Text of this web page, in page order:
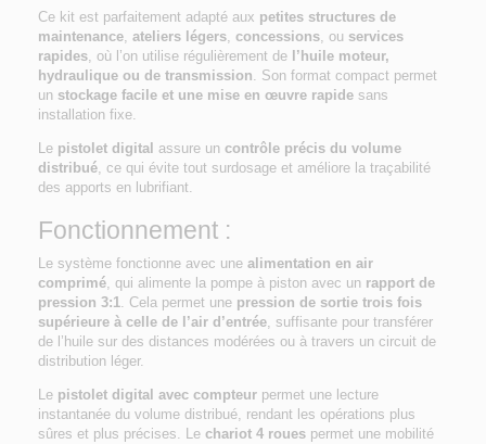
Ce kit est parfaitement adapté aux petites structures de
maintenance, ateliers légers, concessions, ou services
rapides, où l’on utilise régulièrement de l’huile moteur,
hydraulique ou de transmission. Son format compact permet
un stockage facile et une mise en œuvre rapide sans
installation fixe.
Le pistolet digital assure un contrôle précis du volume
distribué, ce qui évite tout surdosage et améliore la traçabilité
des apports en lubrifiant.
Fonctionnement :
Le système fonctionne avec une alimentation en air
comprimé, qui alimente la pompe à piston avec un rapport de
pression 3:1. Cela permet une pression de sortie trois fois
supérieure à celle de l’air d’entrée, suffisante pour transférer
de l’huile sur des distances modérées ou à travers un circuit de
distribution léger.
Le pistolet digital avec compteur permet une lecture
instantanée du volume distribué, rendant les opérations plus
sûres et plus précises. Le chariot 4 roues permet une mobilité